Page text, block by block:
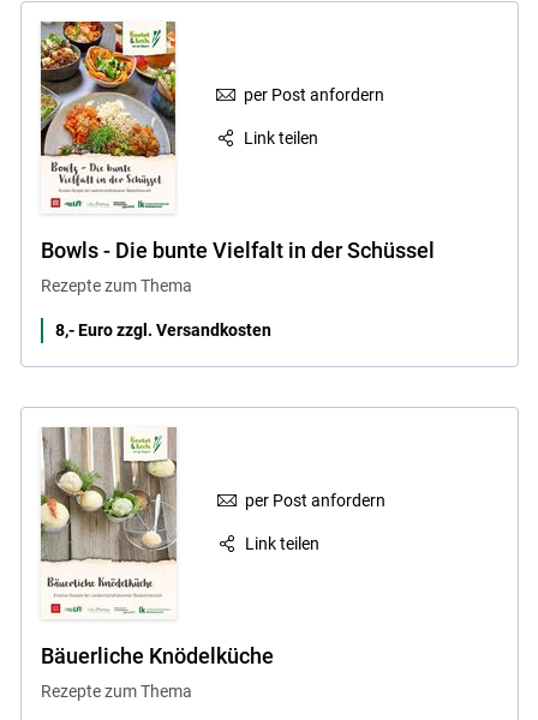
per Post anfordern
Link teilen
Bowls - Die bunte Vielfalt in der Schüssel
Rezepte zum Thema
8,- Euro zzgl. Versandkosten
per Post anfordern
Link teilen
Bäuerliche Knödelküche
Rezepte zum Thema